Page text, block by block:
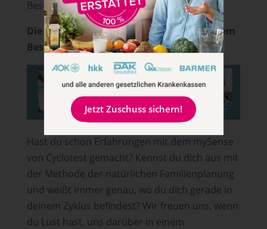
Bestellung abgezogen.
Die 10 € werden dir automatisch bei deinem
Bestellvorgang abgezogen!
Hast du schon Erfahrungen mit dem mySense
von Cyclotest gemacht? Kennst du dich aus mit
der Methode der natürlichen Familienplanung
und weißt immer genau, wo du dich gerade in
deinem Zyklus befindest? Wir freuen uns, wenn
du Lust hast, uns darüber in einem
Jetzt Zuschuss sichern!